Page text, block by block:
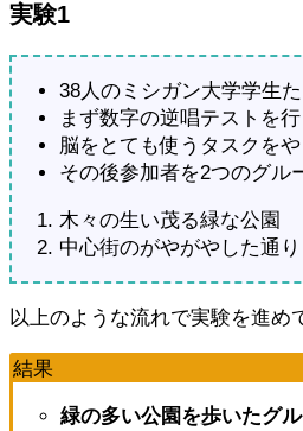
実験1
38人のミシガン大学学生
まず数字の逆唱テストを行
脳をとても使うタスクを
その後参加者を2つのグル
木々の生い茂る緑な公園
中心街のがやがやした通り
以上のような流れで実験を進め
結果
緑の多い公園を歩いたグ